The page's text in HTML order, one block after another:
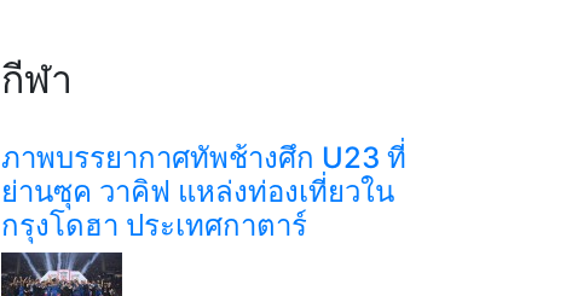
กีฬา
ภาพบรรยากาศทัพช้างศึก U23 ที่
ย่านซุค วาคิฟ แหล่งท่องเที่ยวใน
กรุงโดฮา ประเทศกาตาร์